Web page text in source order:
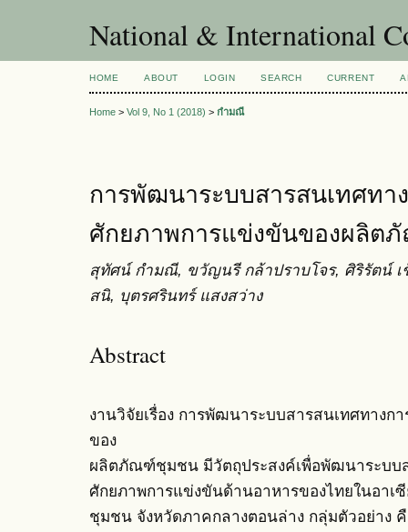
National & International
HOME ABOUT LOGIN SEARCH CURRENT
Home > Vol 9, No 1 (2018) > กำมณี
การพัฒนาระบบสารสนเทศทา
ศักยภาพการแข่งขันของผลิ
สุทัศน์ กำมณี, ขวัญนรี กล้าปราบโจร, ศิริรัตน์ เ
สนิ, บุตรศรินทร์ แสงสว่าง
Abstract
งานวิจัยเรื่อง การพัฒนาระบบสารสนเทศทาง
ของ
ผลิตภัณฑ์ชุมชน มีวัตถุประสงค์เพื่อพัฒนาระบบ
ศักยภาพการแข่งขันด้านอาหารของไทยในอา
ชุมชน จังหวัดภาคกลางตอนล่าง กลุ่มตัวอย่า